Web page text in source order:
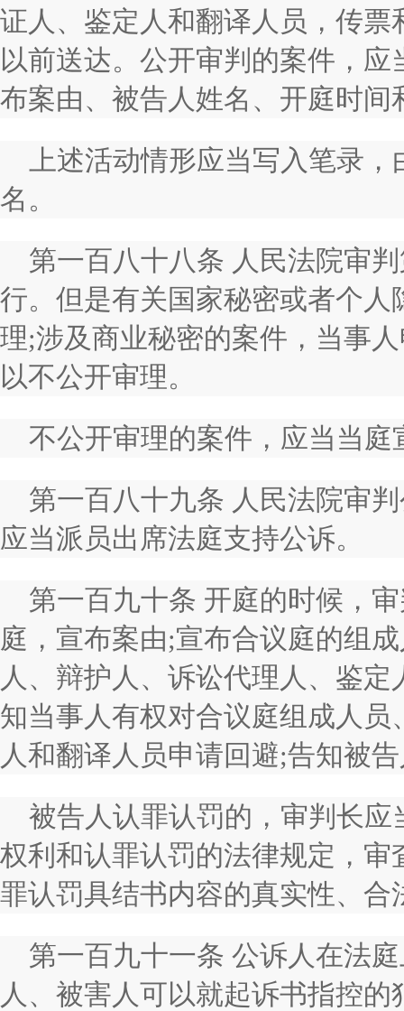
证人、鉴定人和翻译人员，传
以前送达。公开审判的案件，
布案由、被告人姓名、开庭时间
上述活动情形应当写入笔录
名。
第一百八十八条 人民法院审
行。但是有关国家秘密或者个人
理;涉及商业秘密的案件，当事
以不公开审理。
不公开审理的案件，应当当
第一百八十九条 人民法院审
应当派员出席法庭支持公诉。
第一百九十条 开庭的时候，
庭，宣布案由;宣布合议庭的组
人、辩护人、诉讼代理人、鉴
知当事人有权对合议庭组成人
人和翻译人员申请回避;告知被
被告人认罪认罚的，审判长
权利和认罪认罚的法律规定，
罪认罚具结书内容的真实性、合
第一百九十一条 公诉人在法
人、被害人可以就起诉书指控